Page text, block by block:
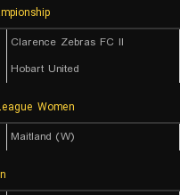
Clarence Zebras FC II
Hobart United
Women
Maitland (W)